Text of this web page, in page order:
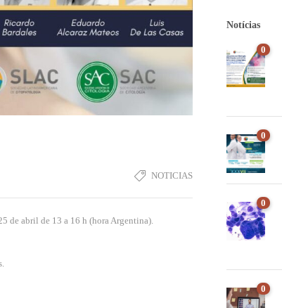
NOTICIAS
de abril de 13 a 16 h (hora Argentina).
Notícias
0
0
0
0